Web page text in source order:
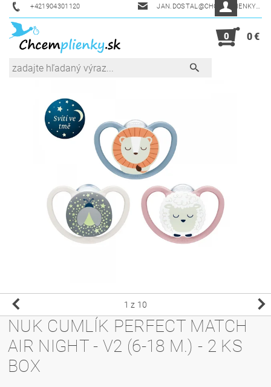
+421904301120 JAN.DOSTAL@CHCEMPLIENKY.SK
0 0 €
1 z 10
NUK CUMLÍK PERFECT MATCH
AIR NIGHT - V2 (6-18 M.) - 2 KS
BOX